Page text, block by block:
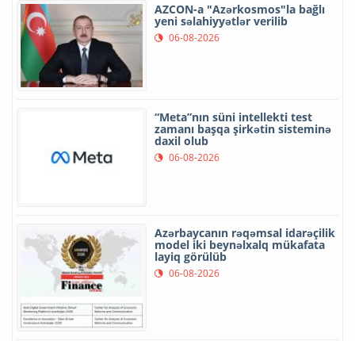
AZCON-a "Azərkosmos"la bağlı
yeni səlahiyyətlər verilib
06-08-2026
“Meta”nın süni intellekti test
zamanı başqa şirkətin sisteminə
daxil olub
06-08-2026
Azərbaycanın rəqəmsal idarəçilik
model iki beynəlxalq mükafata
layiq görülüb
06-08-2026